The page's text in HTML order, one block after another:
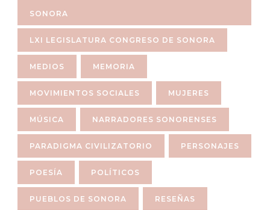
SONORA
LXI LEGISLATURA CONGRESO DE SONORA
MEDIOS MEMORIA
MOVIMIENTOS SOCIALES MUJERES
MÚSICA NARRADORES SONORENSES
PARADIGMA CIVILIZATORIO PERSONAJES
POESÍA POLÍTICOS
PUEBLOS DE SONORA RESEÑAS